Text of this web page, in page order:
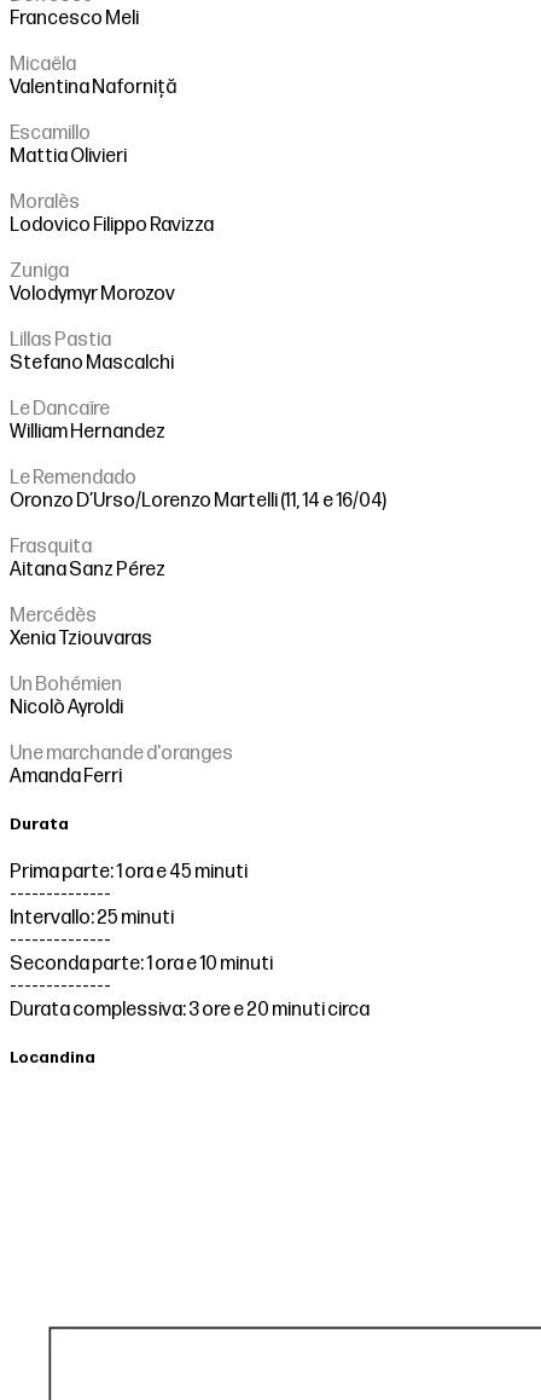
Francesco Meli
Micaëla
Valentina Naforniță
Escamillo
Mattia Olivieri
Moralès
Lodovico Filippo Ravizza
Zuniga
Volodymyr Morozov
Lillas Pastia
Stefano Mascalchi
Le Dancaïre
William Hernandez
Le Remendado
Oronzo D’Urso/Lorenzo Martelli (11, 14 e 16/04)
Frasquita
Aitana Sanz Pérez
Mercédès
Xenia Tziouvaras
Un Bohémien
Nicolò Ayroldi
Une marchande d'oranges
Amanda Ferri
Durata
Prima parte: 1 ora e 45 minuti
--------------
Intervallo: 25 minuti
--------------
Seconda parte: 1 ora e 10 minuti
--------------
Durata complessiva: 3 ore e 20 minuti circa
Locandina